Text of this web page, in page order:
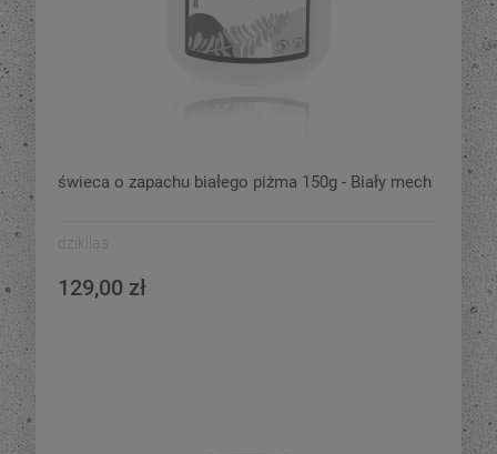
świeca o zapachu białego piżma 150g - Biały mech
dzikilas
129,00 zł